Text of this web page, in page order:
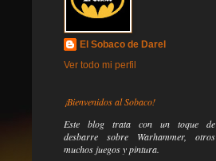
El Sobaco de Darel
Ver todo mi perfil
¡Bienvenidos al Sobaco!
Este blog trata con un toque de
desbarre sobre Warhammer, otros
muchos juegos y pintura.